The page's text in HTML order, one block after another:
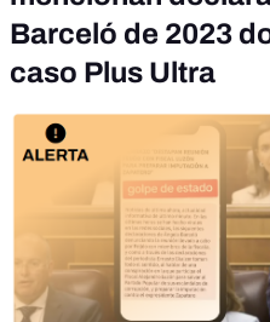
Barceló de 2023
caso Plus Ultra